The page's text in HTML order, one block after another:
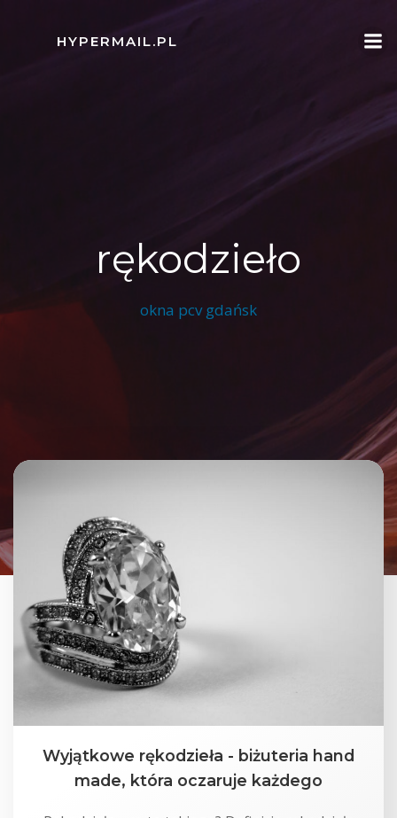
HYPERMAIL.PL
rękodzieło
okna pcv gdańsk
Wyjątkowe rękodzieła - biżuteria hand
made, która oczaruje każdego